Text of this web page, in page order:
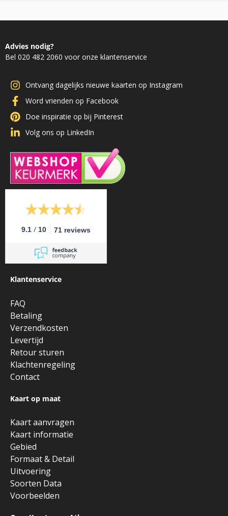
Advies nodig?
Bel 020 482 2060 voor onze klantenservice
Ontvang dagelijks nieuwe kaarten op Instagram
Word vrienden op Facebook
Doe inspiratie op bij Pinterest
Volg ons op LinkedIn
9.1 / 10 71 reviews
Klantenservice
FAQ
Betaling
Verzendkosten
Levertijd
Retour sturen
Klachtenregeling
Contact
Kaart op maat
Kaart aanvragen
Kaart informatie
Gebied
Formaat & Detail
Uitvoering
Soorten Data
Voorbeelden